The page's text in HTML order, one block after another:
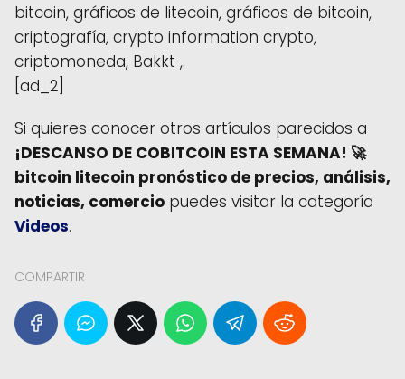
bitcoin, gráficos de litecoin, gráficos de bitcoin,
criptografía, crypto information crypto,
criptomoneda, Bakkt ,.
[ad_2]
Si quieres conocer otros artículos parecidos a
¡DESCANSO DE COBITCOIN ESTA SEMANA! 🚀
bitcoin litecoin pronóstico de precios, análisis,
noticias, comercio puedes visitar la categoría
Videos.
COMPARTIR